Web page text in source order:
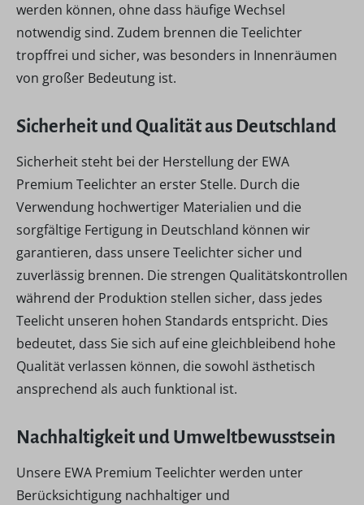
werden können, ohne dass häufige Wechsel
notwendig sind. Zudem brennen die Teelichter
tropffrei und sicher, was besonders in Innenräumen
von großer Bedeutung ist.
Sicherheit und Qualität aus Deutschland
Sicherheit steht bei der Herstellung der EWA
Premium Teelichter an erster Stelle. Durch die
Verwendung hochwertiger Materialien und die
sorgfältige Fertigung in Deutschland können wir
garantieren, dass unsere Teelichter sicher und
zuverlässig brennen. Die strengen Qualitätskontrollen
während der Produktion stellen sicher, dass jedes
Teelicht unseren hohen Standards entspricht. Dies
bedeutet, dass Sie sich auf eine gleichbleibend hohe
Qualität verlassen können, die sowohl ästhetisch
ansprechend als auch funktional ist.
Nachhaltigkeit und Umweltbewusstsein
Unsere EWA Premium Teelichter werden unter
Berücksichtigung nachhaltiger und